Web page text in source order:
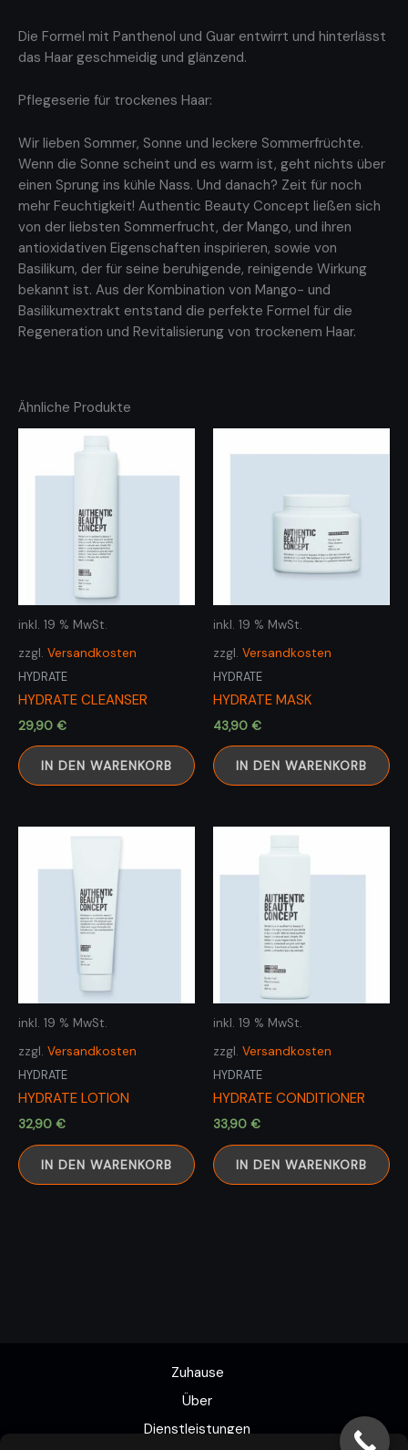
Die Formel mit Panthenol und Guar entwirrt und hinterlässt
das Haar geschmeidig und glänzend.
Pflegeserie für trockenes Haar:
Wir lieben Sommer, Sonne und leckere Sommerfrüchte.
Wenn die Sonne scheint und es warm ist, geht nichts über
einen Sprung ins kühle Nass. Und danach? Zeit für noch
mehr Feuchtigkeit! Authentic Beauty Concept ließen sich
von der liebsten Sommerfrucht, der Mango, und ihren
antioxidativen Eigenschaften inspirieren, sowie von
Basilikum, der für seine beruhigende, reinigende Wirkung
bekannt ist. Aus der Kombination von Mango- und
Basilikumextrakt entstand die perfekte Formel für die
Regeneration und Revitalisierung von trockenem Haar.
Ähnliche Produkte
inkl. 19 % MwSt.
zzgl. Versandkosten
HYDRATE
HYDRATE CLEANSER
29,90 €
IN DEN WARENKORB
inkl. 19 % MwSt.
zzgl. Versandkosten
HYDRATE
HYDRATE MASK
43,90 €
IN DEN WARENKORB
inkl. 19 % MwSt.
zzgl. Versandkosten
HYDRATE
HYDRATE LOTION
32,90 €
IN DEN WARENKORB
inkl. 19 % MwSt.
zzgl. Versandkosten
HYDRATE
HYDRATE CONDITIONER
33,90 €
IN DEN WARENKORB
Zuhause
Über
Dienstleistungen